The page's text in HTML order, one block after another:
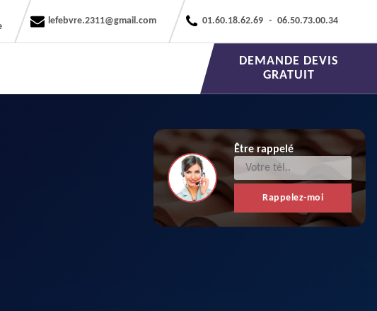
lefebvre.2311@gmail.com 01.60.18.62.69 - 06.50.73.00.34
DEMANDE DEVIS
GRATUIT
Être rappelé